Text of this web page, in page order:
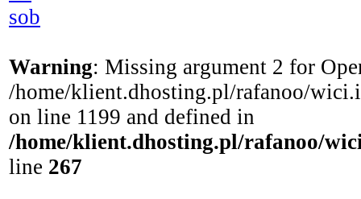
sob
Warning: Missing argument 2 for
/home/klient.dhosting.pl/rafanoo/
on line 1199 and defined in
/home/klient.dhosting.pl/rafanoo/
line 267